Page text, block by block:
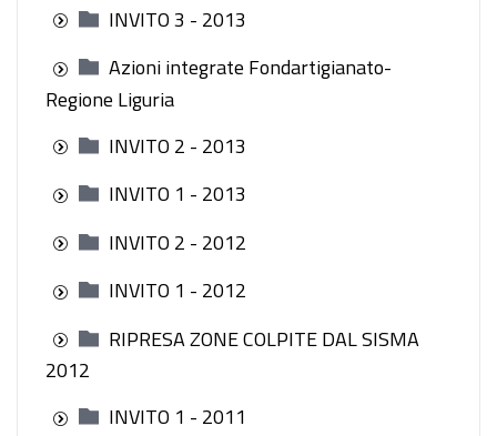
INVITO 3 - 2013
Azioni integrate Fondartigianato-
Regione Liguria
INVITO 2 - 2013
INVITO 1 - 2013
INVITO 2 - 2012
INVITO 1 - 2012
RIPRESA ZONE COLPITE DAL SISMA
2012
INVITO 1 - 2011